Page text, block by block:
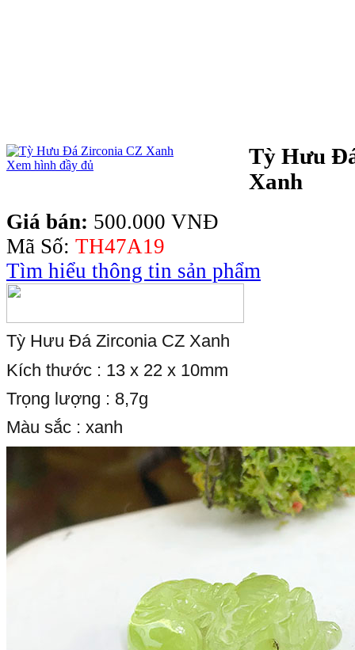
Xem hình đầy đủ
Tỳ Hưu
Xanh
Giá bán: 500.000 VNĐ
Mã Số: TH47A19
Tìm hiểu thông tin sản phẩm
Tỳ Hưu Đá Zirconia CZ Xanh
Kích thước : 13 x 22 x 10mm
Trọng lượng : 8,7g
Màu sắc : xanh